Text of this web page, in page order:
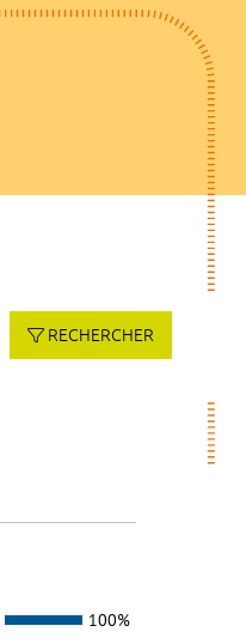
RECHERCHER
100%